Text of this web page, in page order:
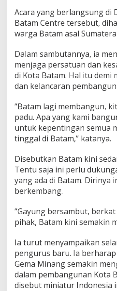
e
r
s
a
u
B
a
n
g
n
B
a
t
Acara yang berlangsung di
Batam Centre tersebut,
warga Batam asal
Dalam sambutannya, ia
menjaga persatuan dan
di Kota Batam. Hal itu demi
dan kelancaran
“Batam lagi membangun,
padu. Apa yang kami
untuk kepentingan semua
tinggal di Batam,” katanya.
Disebutkan Batam kini
Tentu saja ini perlu
yang ada di Batam. Dirinya
berkembang.
“Gayung bersambut,
pihak, Batam kini semakin
Ia turut menyampaikan
pengurus baru. Ia
Gema Minang semakin
dalam pembangunan Kota
disebut miniatur Indonesia